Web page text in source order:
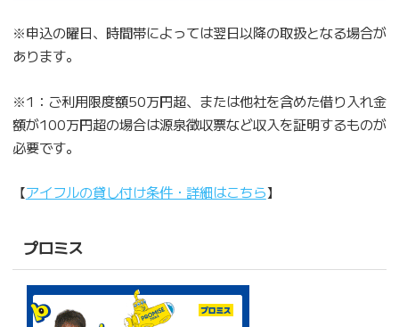
※申込の曜日、時間帯によっては翌日以降の取扱となる場合が
あります。
※1：ご利用限度額50万円超、または他社を含めた借り入れ金
額が100万円超の場合は源泉徴収票など収入を証明するものが
必要です。
【アイフルの貸し付け条件・詳細はこちら】
プロミス